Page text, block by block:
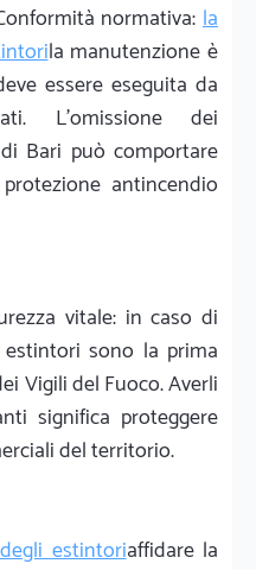
normativa:la
la manutenzione è
essere eseguita da
L'omissione dei
Bari può comportare
antincendio
vitale: in caso di
sono la prima
Vigili del Fuoco. Averli
significa proteggere
del territorio.
estintoriaffidare la